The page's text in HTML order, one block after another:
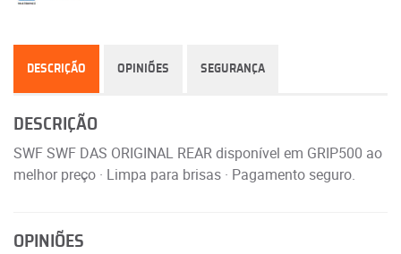
DESCRIÇÃO OPINIÕES SEGURANÇA
DESCRIÇÃO
SWF SWF DAS ORIGINAL REAR disponível em GRIP500 ao
melhor preço · Limpa para brisas · Pagamento seguro.
OPINIÕES